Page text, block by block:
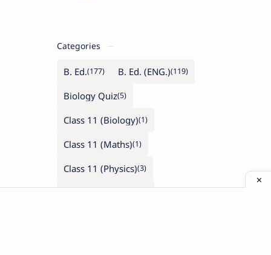
Categories
B. Ed.
B. Ed. (ENG.)
Biology Quiz
Class 11 (Biology)
Class 11 (Maths)
Class 11 (Physics)